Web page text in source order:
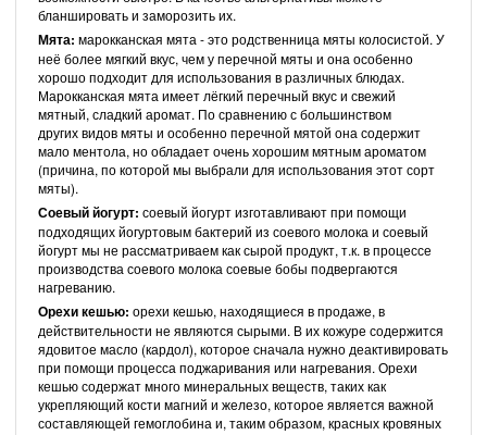
бланшировать и заморозить их.
Мята: марокканская мята - это родственница мяты колосистой. У
неё более мягкий вкус, чем у перечной мяты и она особенно
хорошо подходит для использования в различных блюдах.
Марокканская мята имеет лёгкий перечный вкус и свежий
мятный, сладкий аромат. По сравнению с большинством
других видов мяты и особенно перечной мятой она содержит
мало ментола, но обладает очень хорошим мятным ароматом
(причина, по которой мы выбрали для использования этот сорт
мяты).
Соевый йогурт: соевый йогурт изготавливают при помощи
подходящих йогуртовым бактерий из соевого молока и соевый
йогурт мы не рассматриваем как сырой продукт, т.к. в процессе
производства соевого молока соевые бобы подвергаются
нагреванию.
Орехи кешью: орехи кешью, находящиеся в продаже, в
действительности не являются сырыми. В их кожуре содержится
ядовитое масло (кардол), которое сначала нужно деактивировать
при помощи процесса поджаривания или нагревания. Орехи
кешью содержат много минеральных веществ, таких как
укрепляющий кости магний и железо, которое является важной
составляющей гемоглобина и, таким образом, красных кровяных